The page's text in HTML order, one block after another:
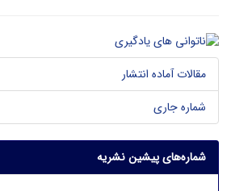
مقالات آماده انتشار
شماره جاری
شماره‌های پیشین نشریه